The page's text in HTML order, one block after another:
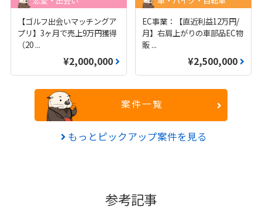
【ゴルフ出会いマッチングア
プリ】3ヶ月で売上9万円獲得
（20 ...
¥2,000,000
EC事業：【直近利益12万円/
月】右肩上がりの車部品EC物
販 ...
¥2,500,000
案件一覧
もっとピックアップ案件を見る
参考記事